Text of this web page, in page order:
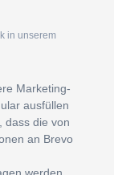
in unserem
Marketing-
ausfüllen
dass die von
an Brevo